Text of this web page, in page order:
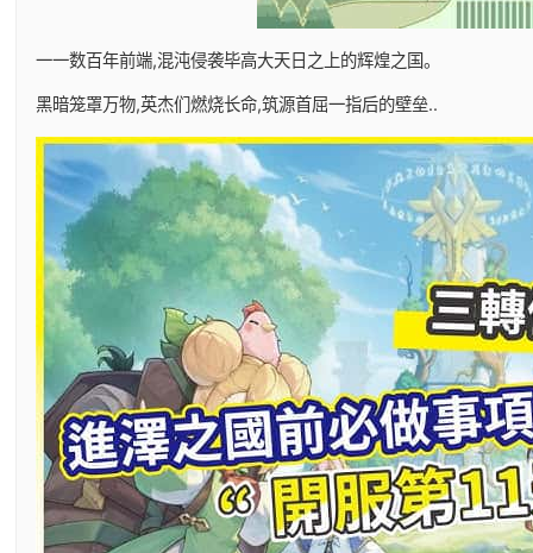
一一数百年前端,混沌侵袭毕高大天日之上的辉煌之国。
黑暗笼罩万物,英杰们燃烧长命,筑源首屈一指后的壁垒..